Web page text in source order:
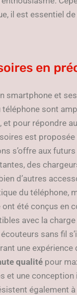
il est essentiel
en
smartphone et
sont
pour répondre
est
s’offre aux
des
d’autres
du téléphone,
été conçus en
avec la
sans fil
une
qualité pour
et une
également à